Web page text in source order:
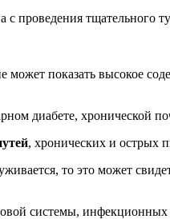
проведения тщательного
может показать высокое
диабете, хронической
, хронических и острых
то это может
системы, инфекционных